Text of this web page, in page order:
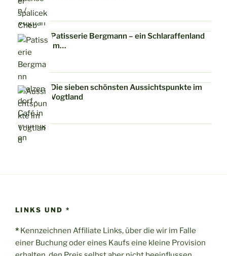
Patisserie Bergmann – ein Schlaraffenland
im…
Die sieben schönsten Aussichtspunkte im
Vogtland
LINKS UND *
* Kennzeichnen Affiliate Links, über die wir im Falle
einer Buchung oder eines Kaufs eine kleine Provision